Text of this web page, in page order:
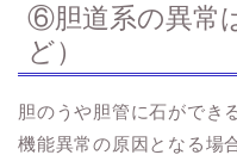
⑥胆道系の異常
ど）
胆のうや胆管に石ができ
機能異常の原因となる場